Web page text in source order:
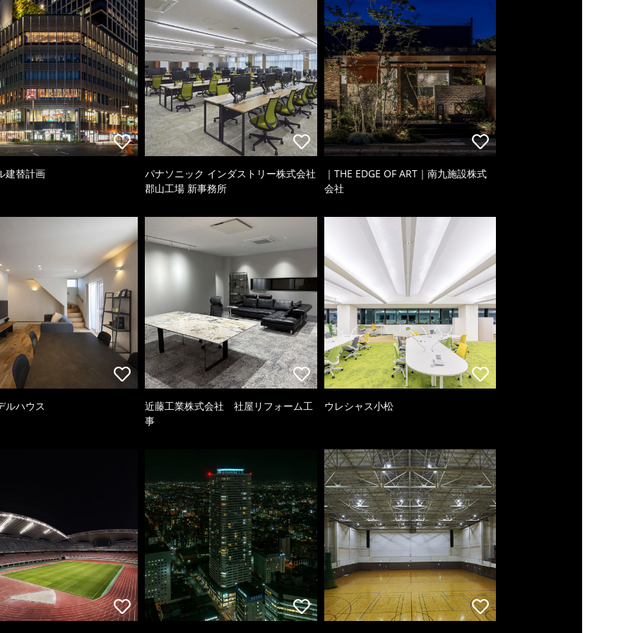
建替計画
パナソニック インダストリー株式会社
郡山工場 新事務所
｜THE EDGE OF ART｜南九施設株式
会社
ルハウス
近藤工業株式会社 社屋リフォーム工
事
ウレシャス小松